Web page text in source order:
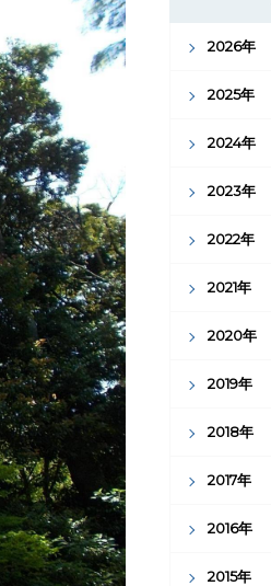
2026年
2025年
2024年
2023年
2022年
2021年
2020年
2019年
2018年
2017年
2016年
2015年